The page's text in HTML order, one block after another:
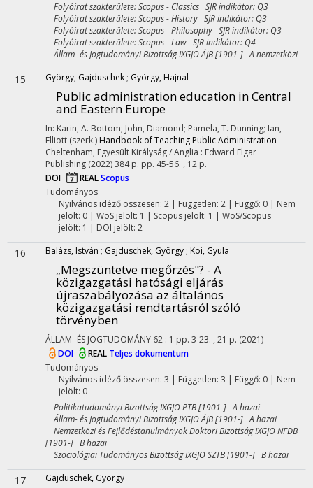
Folyóirat szakterülete: Scopus - Classics SJR indikátor: Q3
Folyóirat szakterülete: Scopus - History SJR indikátor: Q3
Folyóirat szakterülete: Scopus - Philosophy SJR indikátor: Q3
Folyóirat szakterülete: Scopus - Law SJR indikátor: Q4
Állam- és Jogtudományi Bizottság IXGJO ÁJB [1901-] A nemzetközi
15 György, Gajduschek ; György, Hajnal
Public administration education in Central
and Eastern Europe
In: Karin, A. Bottom; John, Diamond; Pamela, T. Dunning; Ian,
Elliott (szerk.) Handbook of Teaching Public Administration
Cheltenham, Egyesült Királyság / Anglia : Edward Elgar
Publishing (2022)384 p. pp. 45-56. , 12 p.
DOI
REALScopus
Tudományos
Nyilvános idéző összesen: 2| Független: 2 | Függő: 0 | Nem
jelölt: 0 | WoS jelölt: 1 | Scopus jelölt: 1 | WoS/Scopus
jelölt: 1 | DOI jelölt: 2
16 Balázs, István ; Gajduschek, György ; Koi, Gyula
„Megszüntetve megőrzés"? - A
közigazgatási hatósági eljárás
újraszabályozása az általános
közigazgatási rendtartásról szóló
törvényben
ÁLLAM- ÉS JOGTUDOMÁNY 62 : 1 pp. 3-23. , 21 p. (2021)
DOI
REAL Teljes dokumentum
Tudományos
Nyilvános idéző összesen: 3 | Független: 3 | Függő: 0 | Nem
jelölt: 0
Politikatudományi Bizottság IXGJO PTB [1901-] A hazai
Állam- és Jogtudományi Bizottság IXGJO ÁJB [1901-] A hazai
Nemzetközi és Fejlődéstanulmányok Doktori Bizottság IXGJO NFDB
[1901-] B hazai
Szociológiai Tudományos Bizottság IXGJO SZTB [1901-] B hazai
17 Gajduschek, György